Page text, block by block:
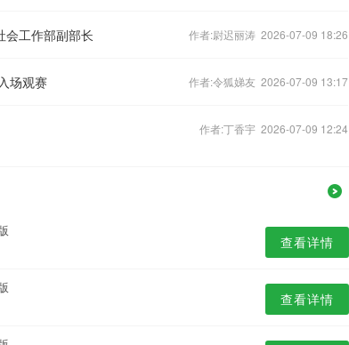
会工作部副部长 作者:尉迟丽涛 2026-07-09 18:26
场观赛 作者:令狐娣友 2026-07-09 13:17
作者:丁香宇 2026-07-09 12:24
查看详情
查看详情